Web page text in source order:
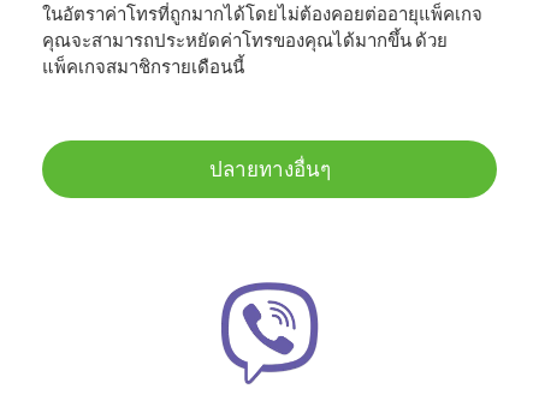
ในอัตราค่าโทรที่ถูกมากได้โดยไม่ต้องคอยต่ออายุแพ็คเกจ
คุณจะสามารถประหยัดค่าโทรของคุณได้มากขึ้น ด้วย
แพ็คเกจสมาชิกรายเดือนนี้
ปลายทางอื่นๆ